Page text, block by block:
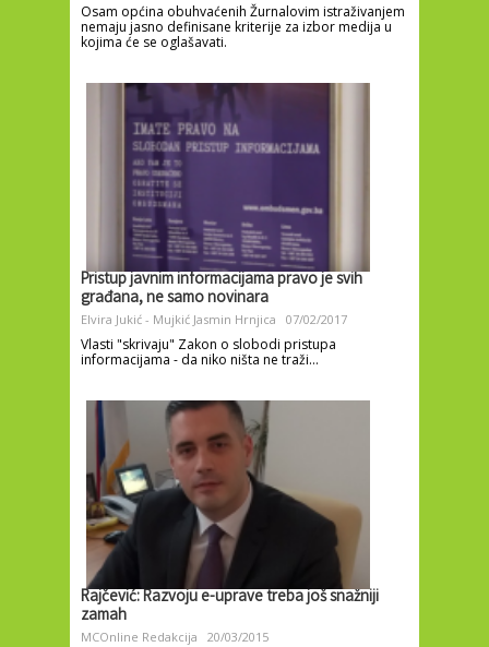
Osam općina obuhvaćenih Žurnalovim istraživanjem
nemaju jasno definisane kriterije za izbor medija u
kojima će se oglašavati.
Pristup javnim informacijama pravo je svih
građana, ne samo novinara
Elvira Jukić - Mujkić Jasmin Hrnjica 07/02/2017
Vlasti "skrivaju" Zakon o slobodi pristupa
informacijama - da niko ništa ne traži...
Rajčević: Razvoju e-uprave treba još snažniji
zamah
MCOnline Redakcija 20/03/2015